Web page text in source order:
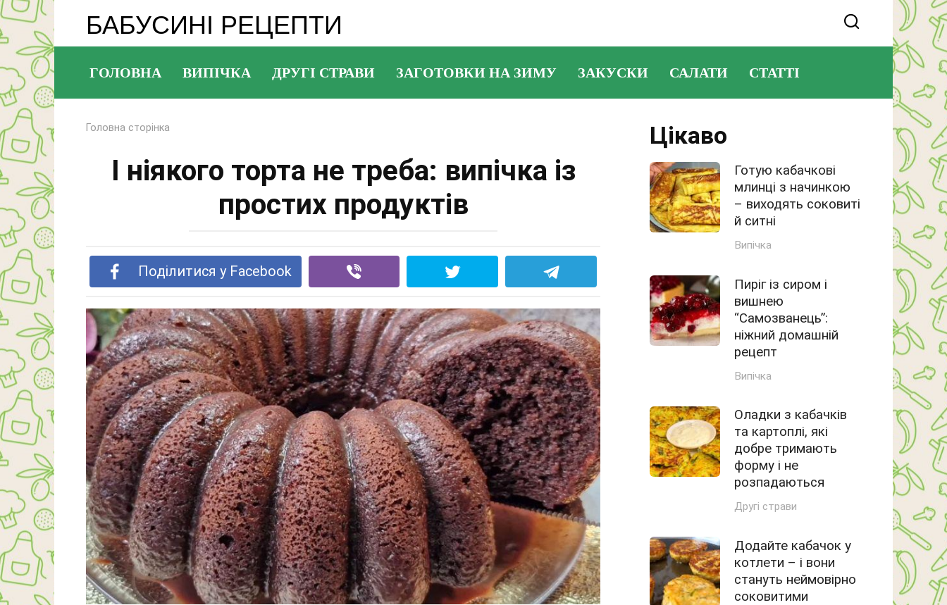
Перейти
до
змісту
БАБУСИНІ РЕЦЕПТИ
ГОЛОВНА ВИПІЧКА ДРУГІ СТРАВИ ЗАГОТОВКИ НА ЗИМУ ЗАКУСКИ САЛАТИ СТАТТІ
Головна сторінка
І ніякого торта не треба: випічка із
простих продуктів
Поділитися у Facebook
Цікаво
Готую кабачкові
млинці з начинкою
– виходять соковиті
й ситні
Випічка
Пиріг із сиром і
вишнею
“Самозванець”:
ніжний домашній
рецепт
Випічка
Оладки з кабачків
та картоплі, які
добре тримають
форму і не
розпадаються
Другі страви
Додайте кабачок у
котлети – і вони
стануть неймовірно
соковитими